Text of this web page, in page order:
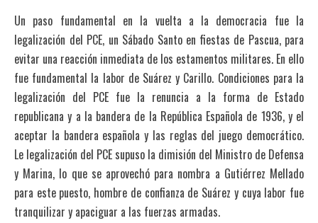
Un paso fundamental en la vuelta a la democracia fue la
legalización del PCE, un Sábado Santo en fiestas de Pascua, para
evitar una reacción inmediata de los estamentos militares. En ello
fue fundamental la labor de Suárez y Carillo. Condiciones para la
legalización del PCE fue la renuncia a la forma de Estado
republicana y a la bandera de la República Española de 1936, y el
aceptar la bandera española y las reglas del juego democrático.
Le legalización del PCE supuso la dimisión del Ministro de Defensa
y Marina, lo que se aprovechó para nombra a Gutiérrez Mellado
para este puesto, hombre de confianza de Suárez y cuya labor fue
tranquilizar y apaciguar a las fuerzas armadas.